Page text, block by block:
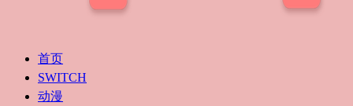
首页
SWITCH
动漫